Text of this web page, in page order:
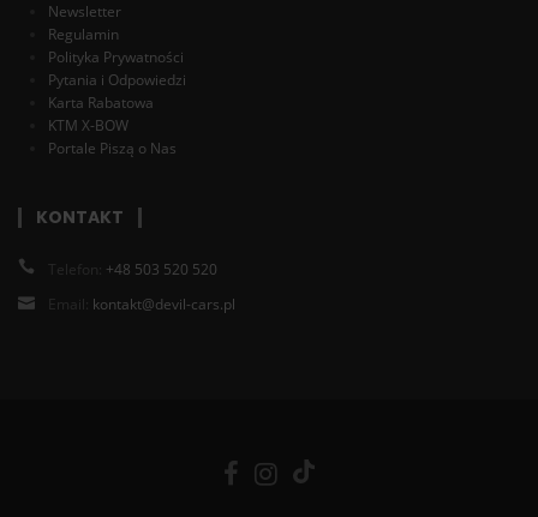
Newsletter
Regulamin
Polityka Prywatności
Pytania i Odpowiedzi
Karta Rabatowa
KTM X-BOW
Portale Piszą o Nas
KONTAKT
Telefon: +48 503 520 520
Email: kontakt@devil-cars.pl